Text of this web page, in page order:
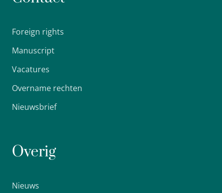
Foreign rights
Manuscript
Vacatures
Overname rechten
Nieuwsbrief
Overig
Nieuws